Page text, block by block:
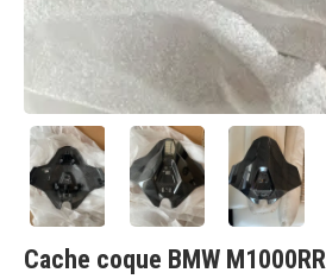
Cache coque BMW M1000RR